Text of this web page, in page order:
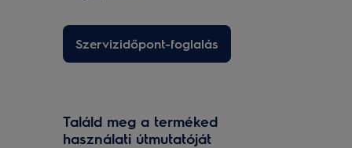
Szervizidőpont-foglalás
Találd meg a terméked
használati útmutatóját